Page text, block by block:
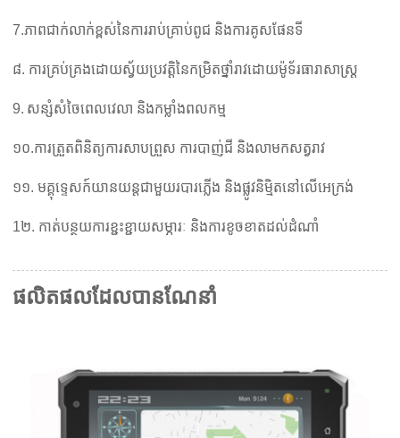
7.ភាពជាក់លាក់ខ្ពស់នៃការរាប់គ្រាប់ពូជ និងការគូសផែនទី
៨. ការគ្រប់គ្រងដោយស្វ័យប្រវត្តិនៃកម្រិតថ្នាំរាវដោយម៉ូទ័រធារាសាស្ត្រ
9. សន្សំសំចៃពេលវេលា និងកម្លាំងពលកម្ម
១០.ការត្រួតពិនិត្យការសាបព្រួស ការបាញ់ជី និងលាមកសត្វរាវ
១១. មគ្គុទ្ទេសក៍យានយន្តជាមួយរបារភ្លើង និងផ្លូវនិម្មិតនៅលើអេក្រង់
1២. កាត់បន្ថយការខ្ជះខ្ជាយសម្ភារៈ និងការខូចខាតដល់ដំណាំ
ផលិតផលដែលបានណែនាំ